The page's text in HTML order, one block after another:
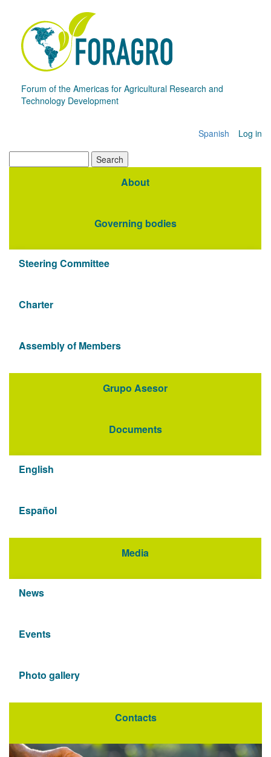
content
Forum of the Americas for Agricultural Research and
Technology Development
cuenta
Log in
Spanish
About
Governing bodies
Steering Committee
Charter
Assembly of Members
Grupo Asesor
Documents
English
Español
Media
News
Events
Photo gallery
Contacts